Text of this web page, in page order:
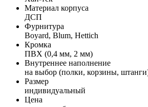
Материал корпуса
ДСП
Фурнитура
Boyard, Blum, Hettich
Кромка
ПВХ (0,4 мм, 2 мм)
Внутреннее наполнение
на выбор (полки, корзины,
Размер
индивидуальный
Цена